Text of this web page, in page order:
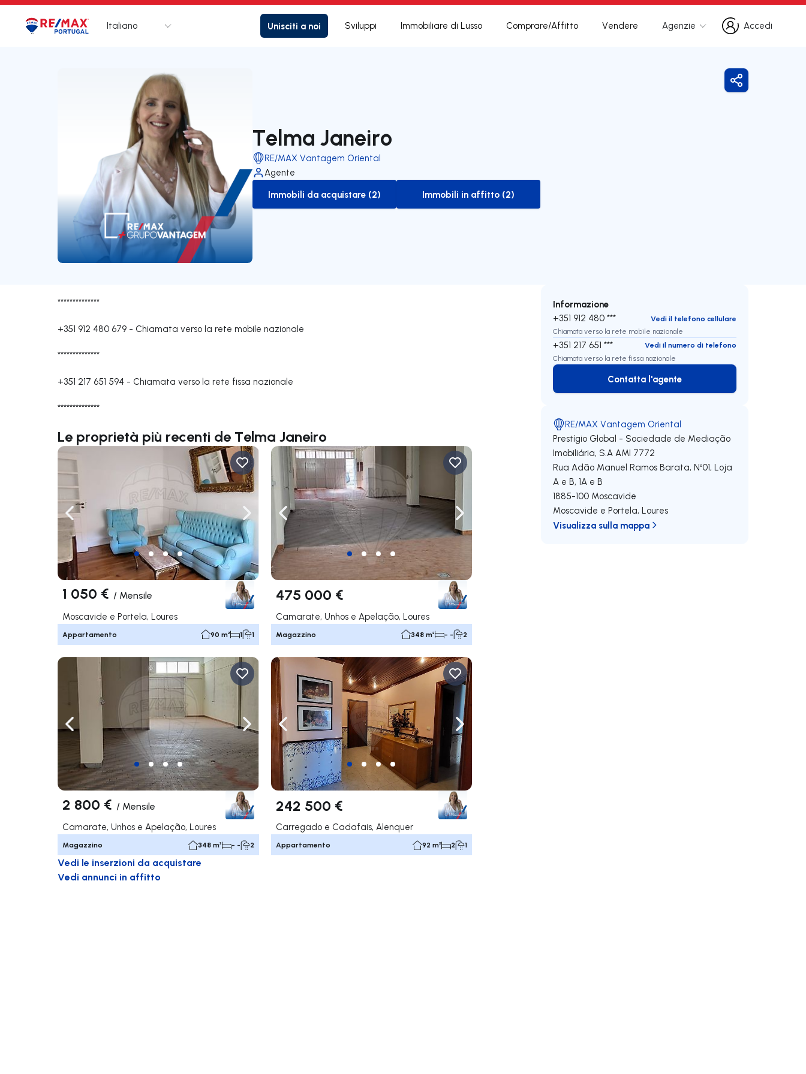
Logo Vai alla homepage
Italiano Unisciti a noi Sviluppi Immobiliare di Lusso Comprare/Affitto Vendere Agenzie
Accedi
Accedi
Telma Janeiro
RE/MAX Vantagem Oriental
Agente
to-buy-listing
Immobili da acquistare (2)
to-rent-listing
Immobili in affitto (2)
Condividi
**************
+351 912 480 679 - Chiamata verso la rete mobile nazionale
**************
+351 217 651 594 - Chiamata verso la rete fissa nazionale
**************
Le proprietà più recenti de Telma Janeiro
Naviga a sinistra Naviga a destra
1 050 € / Mensile
Moscavide e Portela, Loures
Appartamento 90 m² 1 1
Naviga a sinistra Naviga a destra
475 000 €
Camarate, Unhos e Apelação, Loures
Magazzino 348 m² - - 2
Naviga a sinistra Naviga a destra
2 800 € / Mensile
Camarate, Unhos e Apelação, Loures
Magazzino 348 m² - - 2
Naviga a sinistra Naviga a destra
242 500 €
Carregado e Cadafais, Alenquer
Appartamento 92 m² 2 1
Vedi le inserzioni da acquistare
Vedi annunci in affitto
Informazione
+351 912 480 ***
Vedi il telefono cellulare
Chiamata verso la rete mobile nazionale
+351 217 651 ***
Vedi il numero di telefono
Chiamata verso la rete fissa nazionale
Contatta l'agente
Contatta l'agente
RE/MAX Vantagem Oriental
Prestígio Global - Sociedade de Mediação
Imobiliária, S.A AMI 7772
Rua Adão Manuel Ramos Barata, Nº01, Loja
A e B, 1A e B
1885-100 Moscavide
Moscavide e Portela,Loures
Visualizza sulla mappa